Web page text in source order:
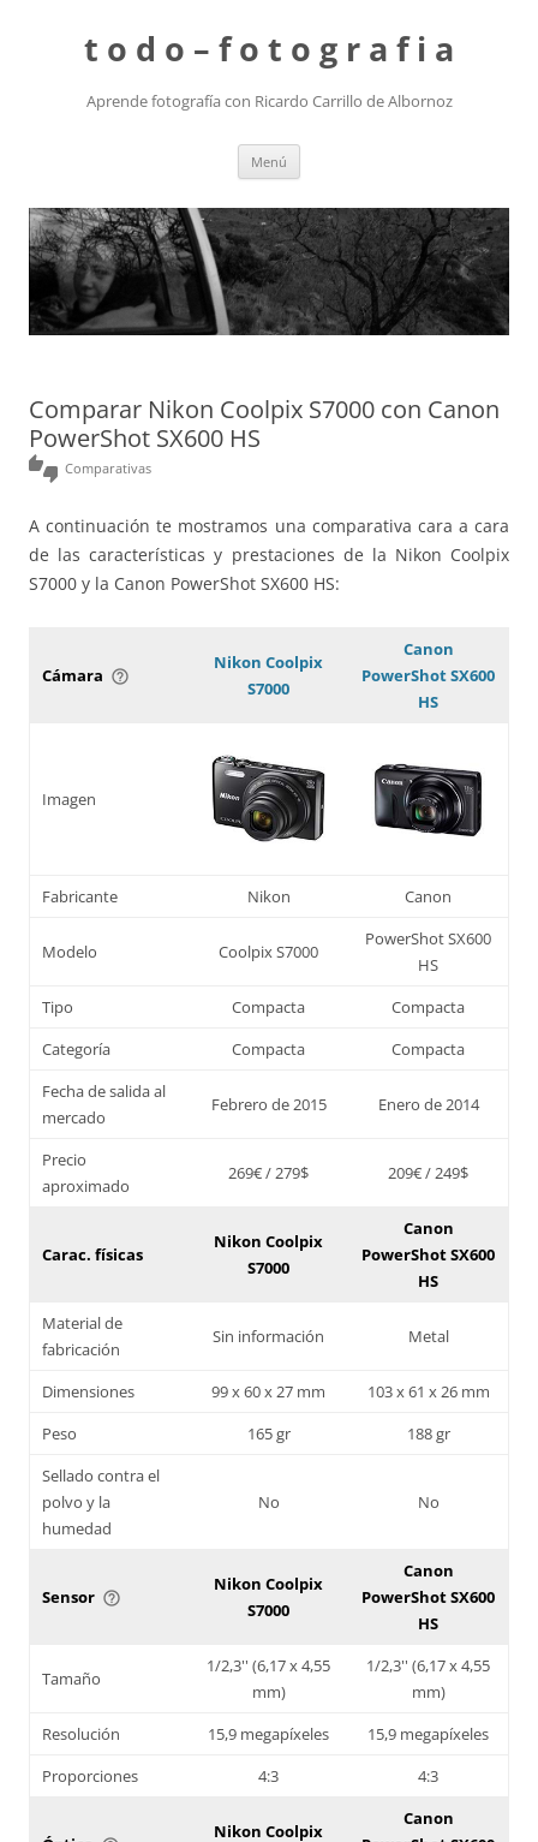
t o d o – f o t o g r a f i a
Aprende fotografía con Ricardo Carrillo de Albornoz
Menú
Comparar Nikon Coolpix S7000 con Canon
PowerShot SX600 HS
thumbs_up_down Comparativas
A continuación te mostramos una comparativa cara a cara
de las características y prestaciones de la Nikon Coolpix
S7000 y la Canon PowerShot SX600 HS:
Cámara help_outline
Nikon Coolpix
S7000
Canon
PowerShot SX600
HS
Imagen
Fabricante Nikon Canon
Modelo Coolpix S7000
PowerShot SX600
HS
Tipo
Compacta
Compacta
Categoría
Compacta
Compacta
Fecha de salida al
mercado
Febrero de 2015 Enero de 2014
Precio
aproximado
269€ / 279$ 209€ / 249$
Carac. físicas
Nikon Coolpix
S7000
Canon
PowerShot SX600
HS
Material de
fabricación
Sin información Metal
Dimensiones 99 x 60 x 27 mm
103 x 61 x 26 mm
Peso
165 gr
188 gr
Sellado contra el
polvo y la
humedad
No No
Sensor help_outline
Nikon Coolpix
S7000
Canon
PowerShot SX600
HS
Tamaño
1/2,3'' (6,17 x 4,55
mm)
1/2,3'' (6,17 x 4,55
mm)
Resolución
15,9 megapíxeles
15,9 megapíxeles
Proporciones
4:3 4:3
Nikon Coolpix
Canon